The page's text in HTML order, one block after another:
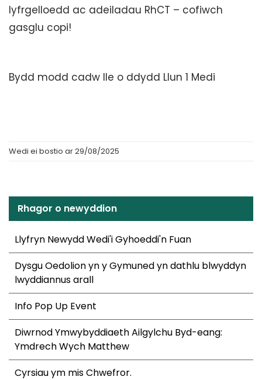
lyfrgelloedd ac adeiladau RhCT – cofiwch
gasglu copi!
Bydd modd cadw lle o ddydd Llun 1 Medi
Wedi ei bostio ar 29/08/2025
Rhagor o newyddion
Llyfryn Newydd Wedi'i Gyhoeddi'n Fuan
Dysgu Oedolion yn y Gymuned yn dathlu blwyddyn
lwyddiannus arall
Info Pop Up Event
Diwrnod Ymwybyddiaeth Ailgylchu Byd-eang:
Ymdrech Wych Matthew
Cyrsiau ym mis Chwefror.